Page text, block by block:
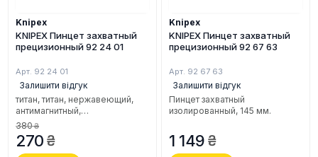
Knipex
KNIPEX Пинцет захватный
прецизионный 92 24 01
Арт. 92 24 01
Залишити відгук
титан, титан, нержавеющий,
антимагнитный,
кислотоустойчивый, 120 мм.
380
270
Knipex
KNIPEX Пинцет захватный
прецизионный 92 67 63
Арт. 92 67 63
Залишити відгук
Пинцет захватный
изолированный, 145 мм.
1 149